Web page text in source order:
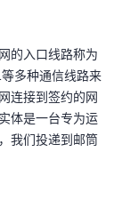
的入口线路称为
多种通信线路来
连接到签约的网
体是一台专为运
我们投递到邮筒